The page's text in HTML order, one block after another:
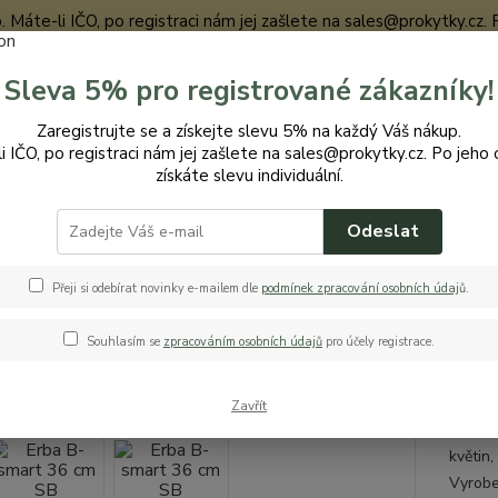
Máte-li IČO, po registraci nám jej zašlete na
Hledat
Truhlíky Erba B-smart 36 cm SB
B-smart 36 cm SB
Sleva 5% pro registrované zákazníky!
Zaregistrujte se a získejte slevu 5% na každý Váš nákup.
IČO, po registraci nám jej zašlete na sales@prokytky.cz. Po jeho
získáte slevu individuální.
Odeslat
Přeji si odebírat novinky e-mailem dle podmínek zpracování osobních údajů.
Souhlasím se zpracováním osobních údajů pro účely registrace.
Zavřít